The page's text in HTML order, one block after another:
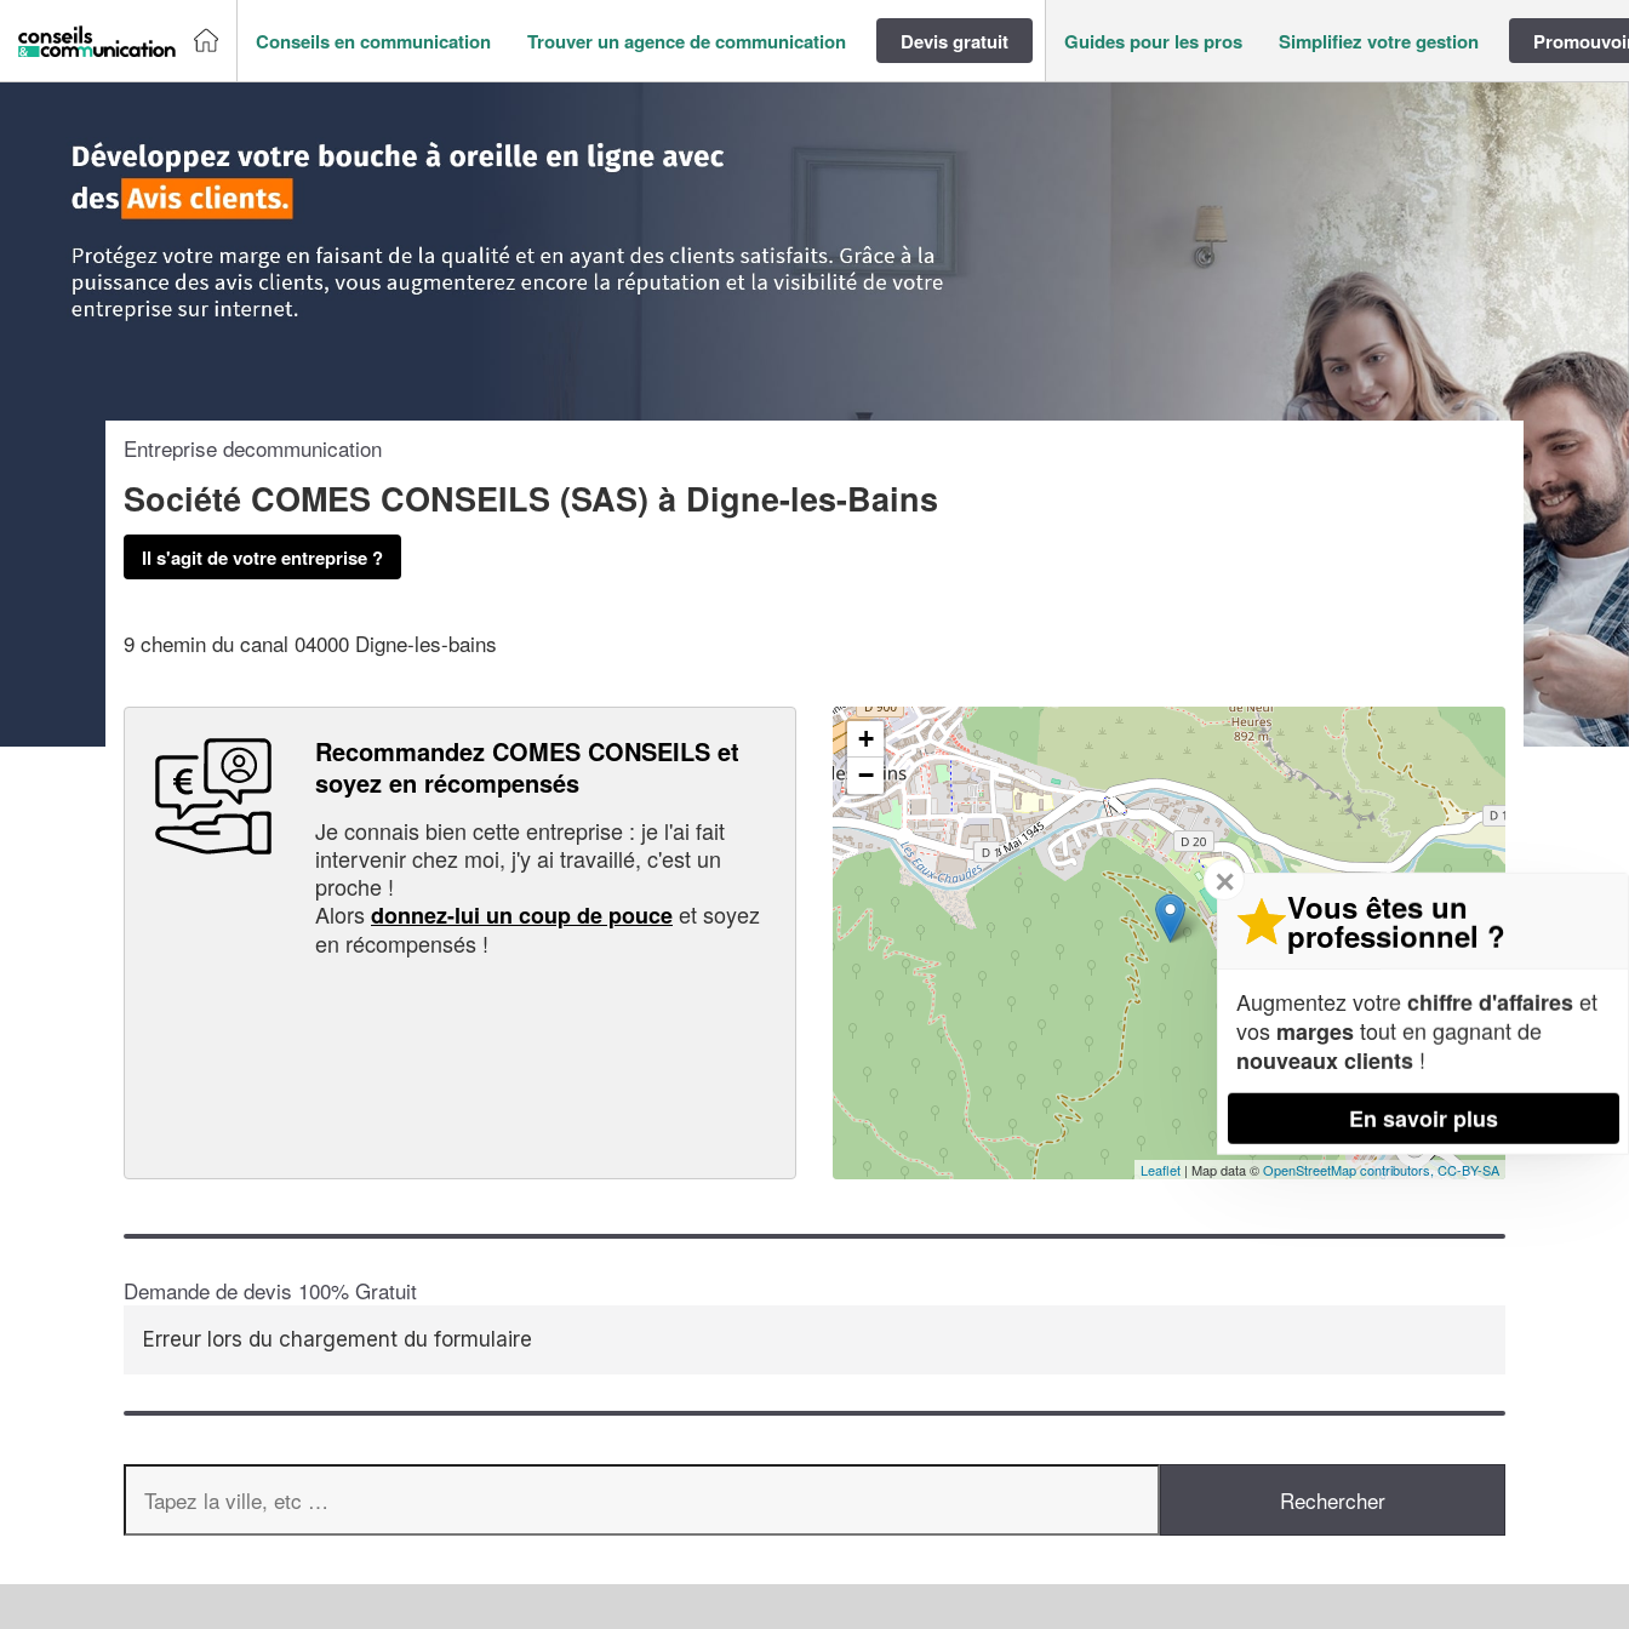
Conseils en communication Trouver un agence de communication Devis gratuit Guides pour les pros Simplifiez votre gestion
Entreprise decommunication
Société COMES CONSEILS (SAS) à Digne-les-Bains
Il s'agit de votre entreprise ?
9 chemin du canal 04000 Digne-les-bains
Recommandez COMES CONSEILS et
soyez en récompensés
Je connais bien cette entreprise : je l'ai fait
intervenir chez moi, j'y ai travaillé, c'est un
proche !
Alorsdonnez-lui un coup de pouceet soyez
en récompensés !
+
−
Leaflet | Map data ©OpenStreetMap contributors,CC-BY-SA
Demande de devis 100% Gratuit
Erreur lors du chargement du formulaire
✕
Vous êtes un
professionnel ?
Augmentez votrechiffre d'affaireset
vos margestout en gagnant de
nouveaux clients !
En savoir plus